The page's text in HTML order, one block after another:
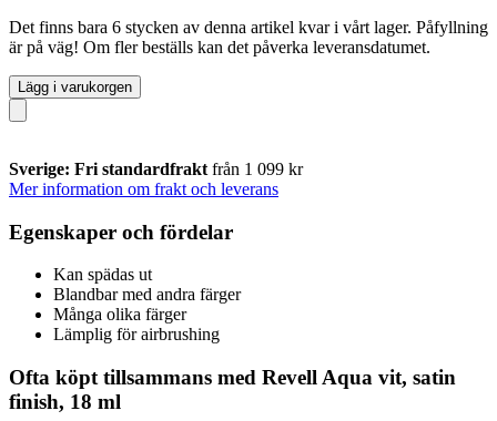
Det finns bara 6 stycken av denna artikel kvar i vårt lager. Påfyllning
är på väg! Om fler beställs kan det påverka leveransdatumet.
Lägg i varukorgen
Sverige: Fri standardfrakt från 1 099 kr
Mer information om frakt och leverans
Egenskaper och fördelar
Kan spädas ut
Blandbar med andra färger
Många olika färger
Lämplig för airbrushing
Ofta köpt tillsammans med Revell Aqua vit, satin
finish, 18 ml